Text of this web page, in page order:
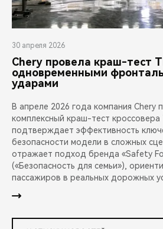
30 апреля 2026
Chery провела краш-тест
одновременными
ударами
В апреле 2026 года компания Chery
комплексный краш-тест
подтверждает эффективность
безопасности модели в сложных
отражает подход бренда «Safety
(«Безопасность для семьи»),
пассажиров в реальных дорожных